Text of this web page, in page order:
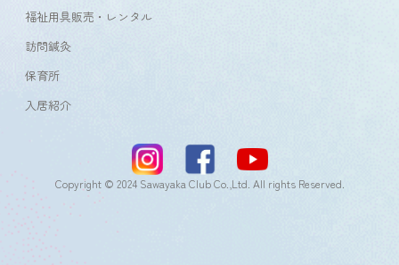
福祉用具販売・レンタル
訪問鍼灸
保育所
入居紹介
Copyright © 2024 Sawayaka Club Co.,Ltd. All rights Reserved.